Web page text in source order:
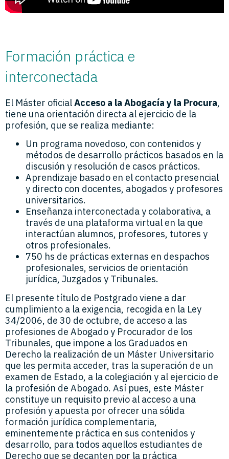
Formación práctica e
interconectada
El Máster oficialAcceso a la Abogacía y la Procura,
tiene una orientación directa al ejercicio de la
profesión, que se realiza mediante:
Un programa novedoso, con contenidos y
métodos de desarrollo prácticos basados en la
discusión y resolución de casos prácticos.
Aprendizaje basado en el contacto presencial
y directo con docentes, abogados y profesores
universitarios.
Enseñanza interconectada y colaborativa, a
través de una plataforma virtual en la que
interactúan alumnos, profesores, tutores y
otros profesionales.
750 hs de prácticas externas en despachos
profesionales, servicios de orientación
jurídica, Juzgados y Tribunales.
El presente título de Postgrado viene a dar
cumplimiento a la exigencia, recogida en la Ley
34/2006, de 30 de octubre, de acceso a las
profesiones de Abogado y Procurador de los
Tribunales, que impone a los Graduados en
Derecho la realización de un Máster Universitario
que les permita acceder, tras la superación de un
examen de Estado, a la colegiación y al ejercicio de
la profesión de Abogado. Así pues, este Máster
constituye un requisito previo al acceso a una
profesión y apuesta por ofrecer una sólida
formación jurídica complementaria,
eminentemente práctica en sus contenidos y
desarrollo, para todos aquellos estudiantes de
Derecho que se decanten por la práctica